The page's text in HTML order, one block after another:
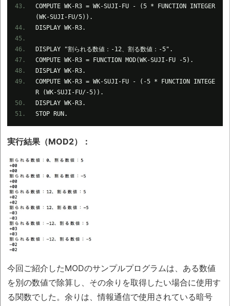
COMPUTE WK-R3 = WK-SUJI-FU - (5 * FUNCTION INTEGER
(WK-SUJI-FU/5)).
DISPLAY WK-R3.
DISPLAY "割られる数値：-12、割る数値：-5".
COMPUTE WK-R3 = FUNCTION MOD(WK-SUJI-FU -5).
DISPLAY WK-R3.
COMPUTE WK-R3 = WK-SUJI-FU - (-5 * FUNCTION INTEGE
R (WK-SUJI-FU/-5)).
DISPLAY WK-R3.
STOP RUN.
実行結果（MOD2）：
今回ご紹介したMODのサンプルプログラムは、ある数値
を別の数値で除算し、その余りを取得したい場合に使用す
る関数でした。余りは、情報通信で使用されている暗号